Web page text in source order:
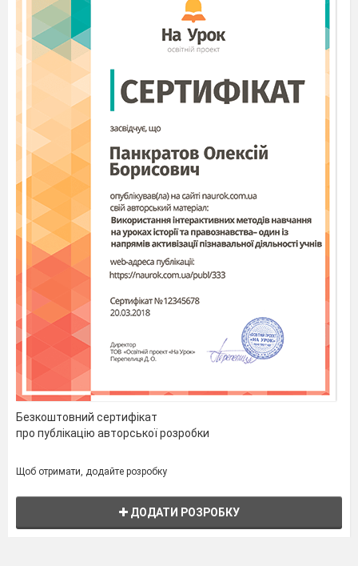
Безкоштовний сертифікат
про публікацію авторської розробки
Щоб отримати, додайте розробку
ДОДАТИ РОЗРОБКУ